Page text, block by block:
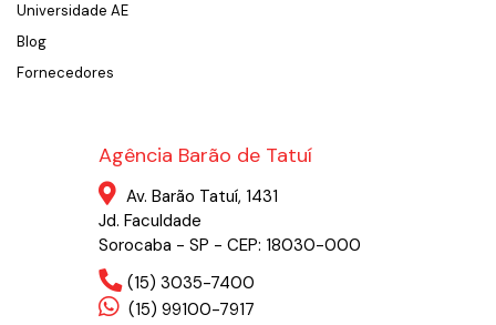
Universidade AE
Blog
Fornecedores
Agência Barão de Tatuí
Av. Barão Tatuí, 1431
Jd. Faculdade
Sorocaba - SP - CEP: 18030-000
(15) 3035-7400
(15) 99100-7917